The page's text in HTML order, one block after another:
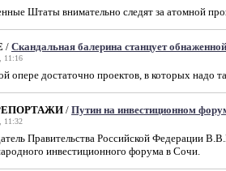
Штаты внимательно следят за атомной
/ Скандальная балерина станцует обнаженной
11:16
опере достаточно проектов, в которых надо
/ Путин на инвестиционном
11:32
Правительства Российской Федерации
инвестиционного форума в Сочи.